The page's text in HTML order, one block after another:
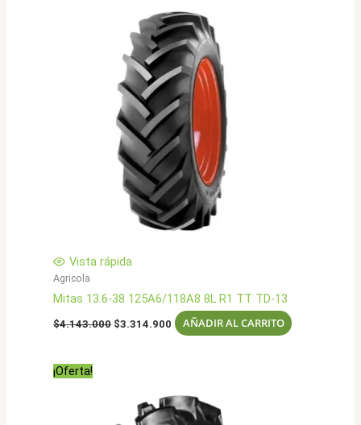
Vista rápida
Agricola
Mitas 13.6-38 125A6/118A8 8L R1 TT TD-13
$4.143.000 El
$3.314.900 El
precio
AÑADIR AL CARRITO
¡Oferta!